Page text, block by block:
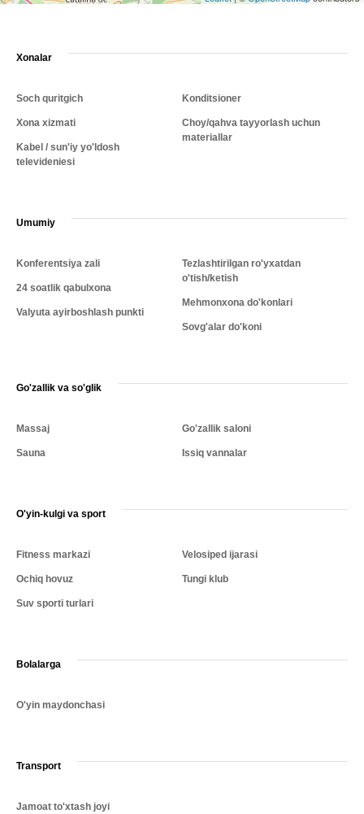
Xonalar
Soch quritgich
Xona xizmati
Kabel / sun'iy yo'ldosh
televideniesi
Konditsioner
Choy/qahva tayyorlash uchun
materiallar
Umumiy
Konferentsiya zali
24 soatlik qabulxona
Valyuta ayirboshlash punkti
Tezlashtirilgan ro'yxatdan
o'tish/ketish
Mehmonxona do'konlari
Sovg'alar do'koni
Go'zallik va so'glik
Massaj
Sauna
Go'zallik saloni
Issiq vannalar
O'yin-kulgi va sport
Fitness markazi
Ochiq hovuz
Suv sporti turlari
Velosiped ijarasi
Tungi klub
Bolalarga
O'yin maydonchasi
Transport
Jamoat to'xtash joyi